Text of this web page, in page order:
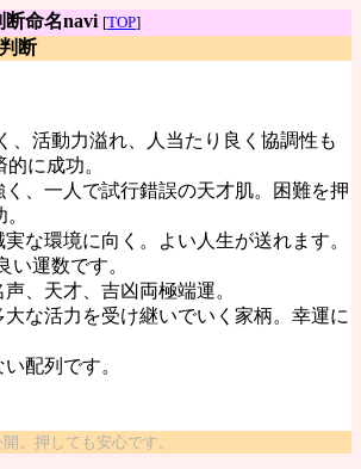
断命名navi [TOP]
断
、活動力溢れ、人当たり良く協調性も
に成功。
く、一人で試行錯誤の天才肌。困難を押
な環境に向く。よい人生が送れます。
運数です。
、天才、吉凶両極端運。
な活力を受け継いでいく家柄。幸運に
配列です。
。押しても安心です。